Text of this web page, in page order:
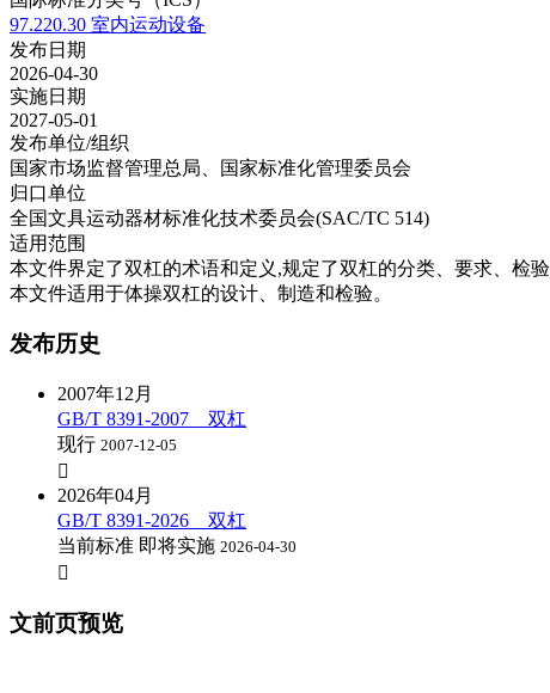
97.220.30 室内运动设备
发布日期
2026-04-30
实施日期
2027-05-01
发布单位/组织
国家市场监督管理总局、国家标准化管理委员会
归口单位
全国文具运动器材标准化技术委员会(SAC/TC 514)
适用范围
本文件界定了双杠的术语和定义,规定了双杠的分类、要求、检
本文件适用于体操双杠的设计、制造和检验。
发布历史
2007年12月
GB/T 8391-2007 双杠
现行 2007-12-05

2026年04月
GB/T 8391-2026 双杠
当前标准 即将实施 2026-04-30

文前页预览